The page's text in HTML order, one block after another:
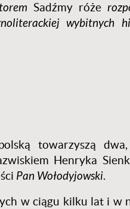
Sadźmy róże
wybitnych
towarzyszą dwa,
Henryka
Pan Wołodyjowski.
w ciągu kilku lat i w